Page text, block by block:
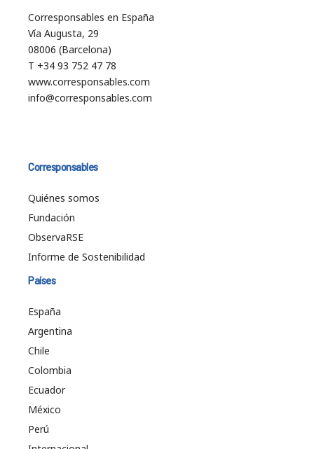
Corresponsables en España
Vía Augusta, 29
08006 (Barcelona)
T +34 93 752 47 78
www.corresponsables.com
info@corresponsables.com
Corresponsables
Quiénes somos
Fundación
ObservaRSE
Informe de Sostenibilidad
Países
España
Argentina
Chile
Colombia
Ecuador
México
Perú